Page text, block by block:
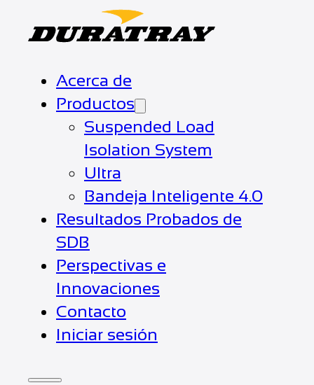
Acerca de
Productos
Suspended Load
Isolation System
Ultra
Bandeja Inteligente 4.0
Resultados Probados de
SDB
Perspectivas e
Innovaciones
Contacto
Iniciar sesión